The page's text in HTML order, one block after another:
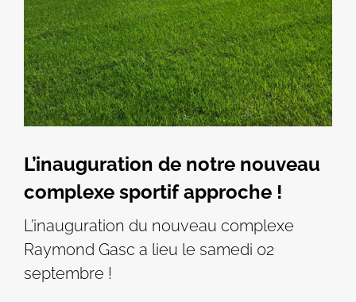
L’inauguration de notre nouveau
complexe sportif approche !
L’inauguration du nouveau complexe
Raymond Gasc a lieu le samedi 02
septembre !